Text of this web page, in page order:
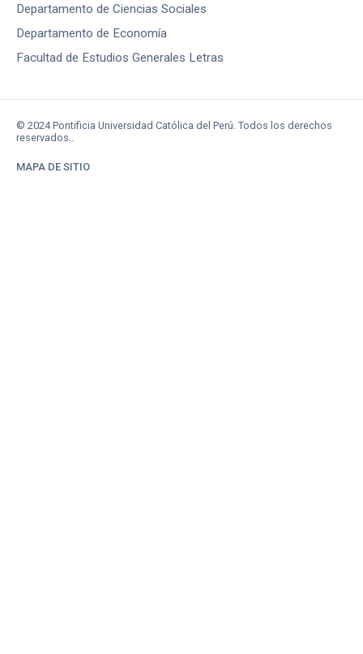
Departamento de Ciencias Sociales
Departamento de Economía
Facultad de Estudios Generales Letras
© 2024 Pontificia Universidad Católica del Perú. Todos los derechos
reservados..
MAPA DE SITIO